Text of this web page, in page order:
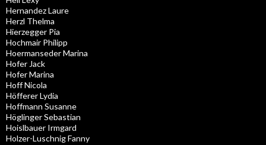
Hernandez Laure
Herzl Thelma
Hierzegger Pia
Hochmair Philipp
Hoermanseder Marina
Hofer Jack
Hofer Marina
Hoff Nicola
Höfferer Lydia
Hoffmann Susanne
Höglinger Sebastian
Hoislbauer Irmgard
Holzer-Luschnig Fanny